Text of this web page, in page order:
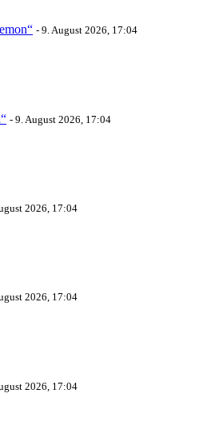
- 9. August 2026, 17:04
- 9. August 2026, 17:04
2026, 17:04
2026, 17:04
2026, 17:04